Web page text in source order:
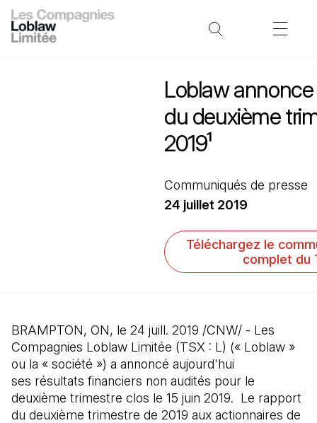
Loblaw
du deuxième
2019¹
Communiqués de presse
24 juillet 2019
Téléchargez le
complet du
BRAMPTON, ON, le 24 juill. 2019 /CNW/ - Les
Compagnies Loblaw Limitée (TSX : L) (« Loblaw »
ou la « société ») a annoncé aujourd'hui
ses résultats financiers non audités pour le
deuxième trimestre clos le 15 juin 2019. Le rapport
du deuxième trimestre de 2019 aux actionnaires de